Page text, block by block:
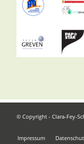
© Copyright - Clara-Fey-
Impressum